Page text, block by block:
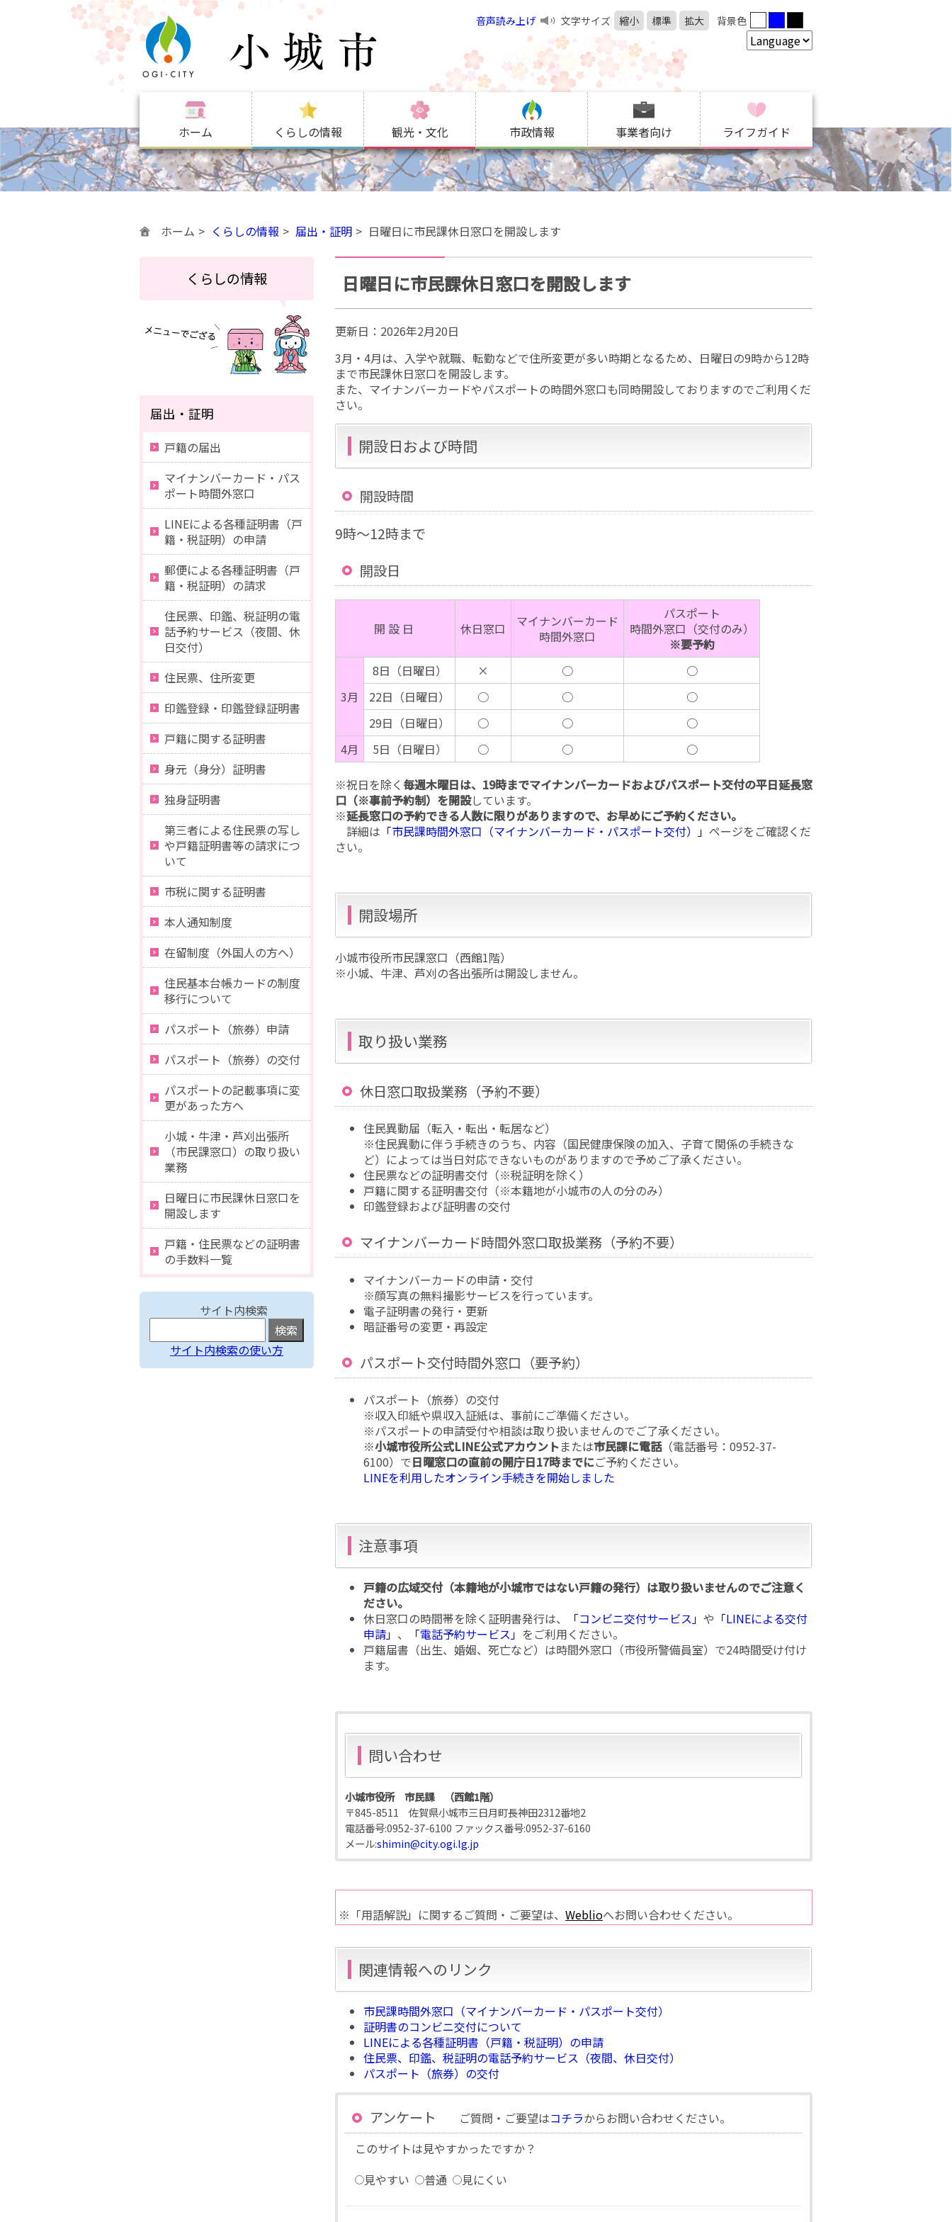
音声読み上げ 文字サイズ 縮小 標準 拡大 背景色
ホーム くらしの情報 観光・文化 市政情報 事業者向け ライフガイド
ホーム くらしの情報 届出・証明 日曜日に市民課休日窓口を開設します
日曜日に市民課休日窓口を開設します
更新日： 2026年2月20日
3月・4月は、入学や就職、転勤などで住所変更が多い時期となるため、日曜日の9時から12時
まで市民課休日窓口を開設します。
また、マイナンバーカードやパスポートの時間外窓口も同時開設しておりますのでご利用くだ
さい。
開設日および時間
開設時間
9時〜12時まで
開設日
開 設 日 休日窓口
マイナンバーカード
時間外窓口
パスポート
時間外窓口（交付のみ）
※要予約
3月
8日（日曜日） × ○
○
22日（日曜日）
○ ○
○
29日（日曜日）
○ ○
○
4月
5日（日曜日） ○ ○ ○
※祝日を除く 毎週木曜日は、19時までマイナンバーカードおよびパスポート交付の平日延長窓
口（※事前予約制）を開設しています。
※延長窓口の予約できる人数に限りがありますので、お早めにご予約ください。
詳細は 「市民課時間外窓口（マイナンバーカード・パスポート交付）」 ページをご確認くだ
さい。
開設場所
小城市役所市民課窓口（西館1階）
※小城、牛津、芦刈の各出張所は開設しません。
取り扱い業務
休日窓口取扱業務（予約不要）
住民異動届（転入・転出・転居など）
※住民異動に伴う手続きのうち、内容（国民健康保険の加入、子育て関係の手続きな
ど）によっては当日対応できないものがありますので予めご了承ください。
住民票などの証明書交付（※税証明を除く）
戸籍に関する証明書交付（※本籍地が小城市の人の分のみ）
印鑑登録および証明書の交付
マイナンバーカード時間外窓口取扱業務（予約不要）
マイナンバーカードの申請・交付
※顔写真の無料撮影サービスを行っています。
電子証明書の発行・更新
暗証番号の変更・再設定
パスポート交付時間外窓口（要予約）
パスポート（旅券）の交付
※収入印紙や県収入証紙は、事前にご準備ください。
※パスポートの申請受付や相談は取り扱いませんのでご了承ください。
※小城市役所公式LINE公式アカウントまたは市民課に電話（電話番号：0952-37-
6100）で日曜窓口の直前の開庁日17時までにご予約ください。
LINEを利用したオンライン手続きを開始しました
注意事項
戸籍の広域交付（本籍地が小城市ではない戸籍の発行）は取り扱いませんのでご注意く
ださい。
休日窓口の時間帯を除く証明書発行は、
「コンビニ交付サービス」 や 「LINEによる交付
申請」 、 「電話予約サービス」 をご利用ください。
戸籍届書（出生、婚姻、死亡など）は時間外窓口（市役所警備員室）で24時間受け付け
ます。
問い合わせ
小城市役所 市民課 （西館1階）
〒845-8511 佐賀県小城市三日月町長神田2312番地2
電話番号:0952-37-6100 ファックス番号:0952-37-6160
メール:shimin@city.ogi.lg.jp
※「用語解説」に関するご質問・ご要望は、 Weblioへお問い合わせください。
関連情報へのリンク
市民課時間外窓口（マイナンバーカード・パスポート交付）
証明書のコンビニ交付について
LINEによる各種証明書（戸籍・税証明）の申請
住民票、印鑑、税証明の電話予約サービス（夜間、休日交付）
パスポート（旅券）の交付
アンケート ご質問・ご要望はコチラからお問い合わせください。
このサイトは見やすかったですか？
見やすい
普通 見にくい
くらしの情報
届出・証明
戸籍の届出
マイナンバーカード・パス
ポート時間外窓口
LINEによる各種証明書（戸
籍・税証明）の申請
郵便による各種証明書（戸
籍・税証明）の請求
住民票、印鑑、税証明の電
話予約サービス（夜間、休
日交付）
住民票、住所変更
印鑑登録・印鑑登録証明書
戸籍に関する証明書
身元（身分）証明書
独身証明書
第三者による住民票の写し
や戸籍証明書等の請求につ
いて
市税に関する証明書
本人通知制度
在留制度（外国人の方へ）
住民基本台帳カードの制度
移行について
パスポート（旅券）申請
パスポート（旅券）の交付
パスポートの記載事項に変
更があった方へ
小城・牛津・芦刈出張所
（市民課窓口）の取り扱い
業務
日曜日に市民課休日窓口を
開設します
戸籍・住民票などの証明書
の手数料一覧
サイト内検索
サイト内検索の使い方